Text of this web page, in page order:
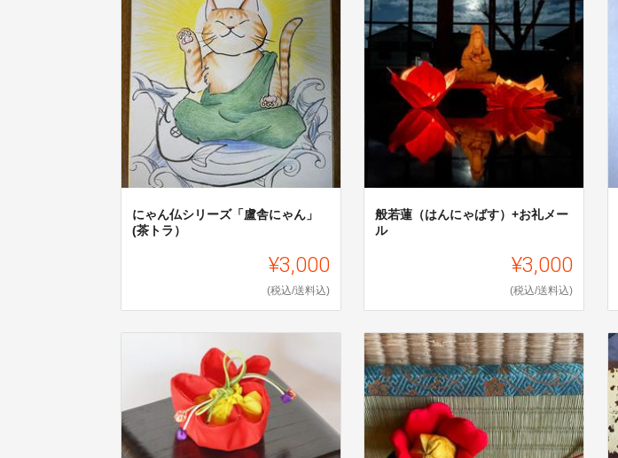
にゃん仏シリーズ「盧舎にゃん」
(茶トラ）
¥3,000
(税込/送料込)
般若蓮（はんにゃばす）+お礼メー
ル
¥3,000
(税込/送料込)